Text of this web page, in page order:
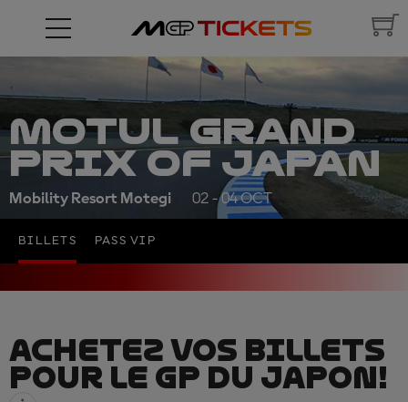
MOTUL GRAND
PRIX OF JAPAN
Mobility Resort Motegi 02 - 04 OCT
BILLETS PASS VIP
ACHETEZ VOS BILLETS
POUR LE GP DU JAPON!